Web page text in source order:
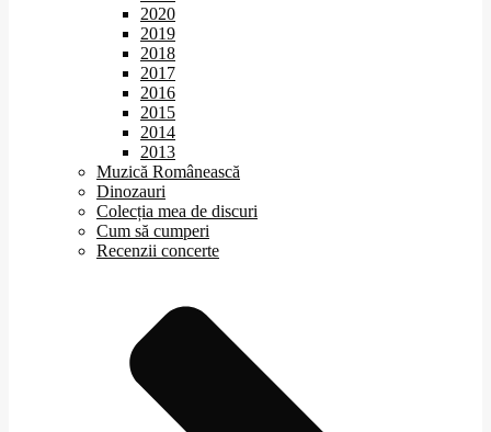
2020
2019
2018
2017
2016
2015
2014
2013
Muzică Românească
Dinozauri
Colecția mea de discuri
Cum să cumperi
Recenzii concerte